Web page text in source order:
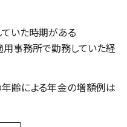
いた時期がある
事務所で勤務していた経
齢による年金の増額例は